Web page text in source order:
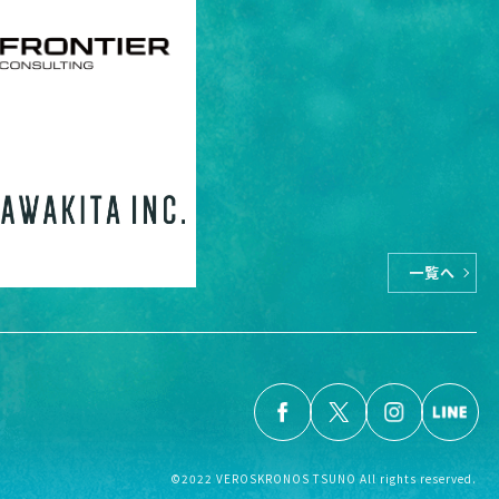
一覧へ
©2022 VEROSKRONOS TSUNO All rights reserved.